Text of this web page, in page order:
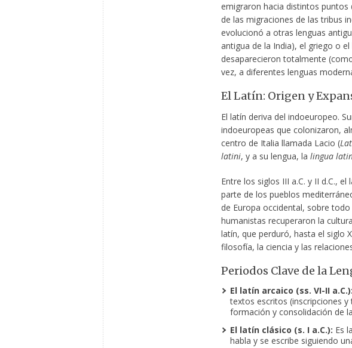
emigraron hacia distintos puntos
de las migraciones de las tribus
evolucionó a otras lenguas
antigua de la India), el griego o
desaparecieron totalmente
vez, a diferentes lenguas
El Latín: Origen y
El latín deriva del indoeuropeo.
indoeuropeas que colonizaron,
centro de Italia llamada Lacio (
latini, y a su lengua, la lingua
Entre los siglos III a.C. y II d.C.,
parte de los pueblos
de Europa occidental, sobre
humanistas recuperaron la
latín, que perduró, hasta el siglo
filosofía, la ciencia y las
Periodos Clave de la
El latín arcaico (ss. VI-II a.C.):
textos escritos (inscripciones
formación y consolidación de
El latín clásico (s. I a.C.): Es
habla y se escribe siguiendo